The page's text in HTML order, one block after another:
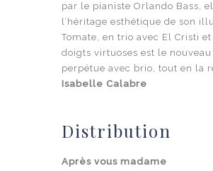
par le pianiste Orlando Bass,
l’héritage esthétique de son
Tomate, en trio avec El Cristi
doigts virtuoses est le
perpétue avec brio, tout en la
Isabelle Calabre
Distribution
Après vous madame